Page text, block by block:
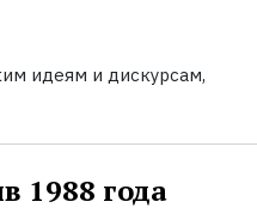
идеям и дискурсам,
1988 года